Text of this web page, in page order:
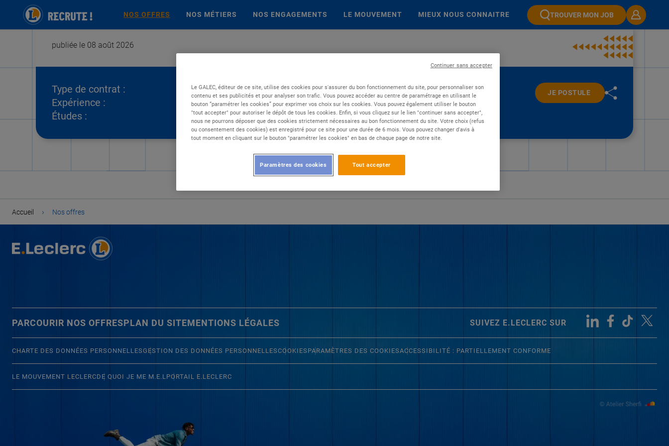
NOS OFFRES NOS MÉTIERS NOS ENGAGEMENTS LE MOUVEMENT MIEUX NOUS CONNAITRE TROUVER MON JOB
publiée le 08 août 2026
Type de contrat :
Expérience :
Études :
JE POSTULE
Accueil › Nos offres
PARCOURIR NOS OFFRESPLAN DU SITEMENTIONS LÉGALES SUIVEZ E.LECLERC SUR
CHARTE DES DONNÉES PERSONNELLESGESTION DES DONNÉES PERSONNELLESCOOKIES PARAMÈTRES DES COOKIESACCESSIBILITÉ : PARTIELLEMENT CONFORME
LE MOUVEMENT LECLERCDE QUOI JE ME M.E.LPORTAIL E.LECLERC
Le GALEC, éditeur de ce site, utilise des cookies pour s'assurer du bon fonctionnement du site, pour personnaliser son
contenu et ses publicités et pour analyser son trafic. Vous pouvez accéder au centre de paramétrage en utilisant le
bouton “paramétrer les cookies” pour exprimer vos choix sur les cookies. Vous pouvez également utiliser le bouton
"tout accepter" pour autoriser le dépôt de tous les cookies. Enfin, si vous cliquez sur le lien "continuer sans accepter",
nous ne pourrons déposer que des cookies strictement nécessaires au bon fonctionnement du site. Votre choix (refus
ou consentement des cookies) est enregistré pour ce site pour une durée de 6 mois. Vous pouvez changer d'avis à
tout moment en cliquant sur le bouton "paramétrer les cookies" en bas de chaque page de notre site.
Tout accepter
Paramètres des cookies
Continuer sans accepter